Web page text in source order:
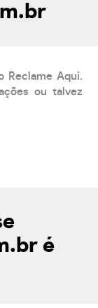
Reclame Aqui.
ou talvez
é